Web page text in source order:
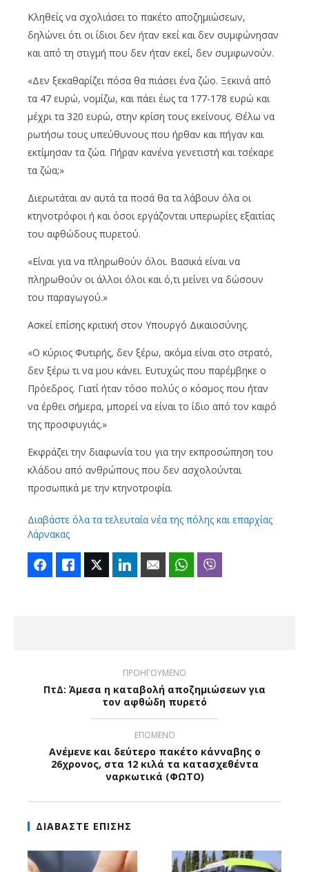
Κληθείς να σχολιάσει το πακέτο αποζημιώσεων,
δηλώνει ότι οι ίδιοι δεν ήταν εκεί και δεν συμφώνησαν
και από τη στιγμή που δεν ήταν εκεί, δεν συμφωνούν.
«Δεν ξεκαθαρίζει πόσα θα πιάσει ένα ζώο. Ξεκινά από
τα 47 ευρώ, νομίζω, και πάει έως τα 177-178 ευρώ και
μέχρι τα 320 ευρώ, στην κρίση τους εκείνους. Θέλω να
ρωτήσω τους υπεύθυνους που ήρθαν και πήγαν και
εκτίμησαν τα ζώα. Πήραν κανένα γενετιστή και τσέκαρε
τα ζώα;»
Διερωτάται αν αυτά τα ποσά θα τα λάβουν όλα οι
κτηνοτρόφοι ή και όσοι εργάζονται υπερωρίες εξαιτίας
του αφθώδους πυρετού.
«Είναι για να πληρωθούν όλοι. Βασικά είναι να
πληρωθούν οι άλλοι όλοι και ό,τι μείνει να δώσουν
του παραγωγού.»
Ασκεί επίσης κριτική στον Υπουργό Δικαιοσύνης.
«Ο κύριος Φυτιρής, δεν ξέρω, ακόμα είναι στο στρατό,
δεν ξέρω τι να μου κάνει. Ευτυχώς που παρέμβηκε ο
Πρόεδρος. Γιατί ήταν τόσο πολύς ο κόσμος που ήταν
να έρθει σήμερα, μπορεί να είναι το ίδιο από τον καιρό
της προσφυγιάς.»
Εκφράζει την διαφωνία του για την εκπροσώπηση του
κλάδου από ανθρώπους που δεν ασχολούνται
προσωπικά με την κτηνοτροφία.
Διαβάστε όλα τα τελευταία νέα της πόλης και επαρχίας
Λάρνακας
FacebookLike Twitter LinkedIn Email WhatsApp
ΠΡΟΗΓΟΥΜΕΝΟ
ΠτΔ: Άμεσα η καταβολή αποζημιώσεων για
τον αφθώδη πυρετό
ΕΠΟΜΕΝΟ
Ανέμενε και δεύτερο πακέτο κάνναβης ο
26χρονος, στα 12 κιλά τα κατασχεθέντα
ναρκωτικά (ΦΩΤΟ)
ΔΙΑΒΑΣΤΕ ΕΠΙΣΗΣ